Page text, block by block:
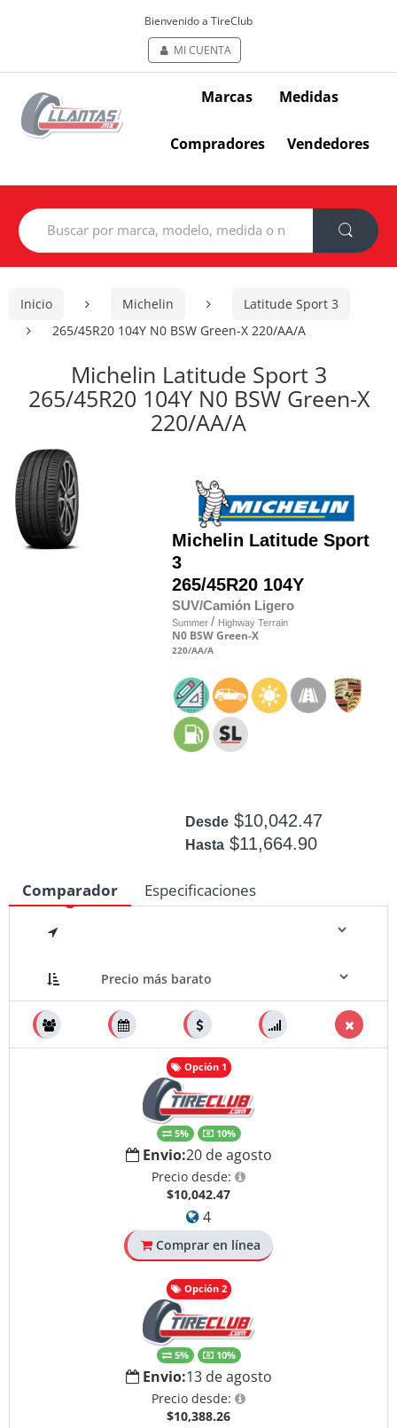
Bienvenido a TireClub
MI CUENTA
Marcas Medidas
Compradores Vendedores
Search
for:
Inicio Michelin
Latitude Sport 3
265/45R20 104Y N0 BSW Green-X 220/AA/A
Michelin Latitude Sport 3
265/45R20 104Y N0 BSW Green-X
220/AA/A
Michelin Latitude Sport
3
265/45R20 104Y
SUV/Camión Ligero
Summer / Highway Terrain
N0 BSWGreen-X
220/AA/A
Desde $10,042.47
Hasta $11,664.90
Comparador Especificaciones
Opción 1
5% 10%
Envio:20 de agosto
Precio desde:
$10,042.47
4
Comprar en línea
Opción 2
5% 10%
Envio:13 de agosto
Precio desde:
$10,388.26